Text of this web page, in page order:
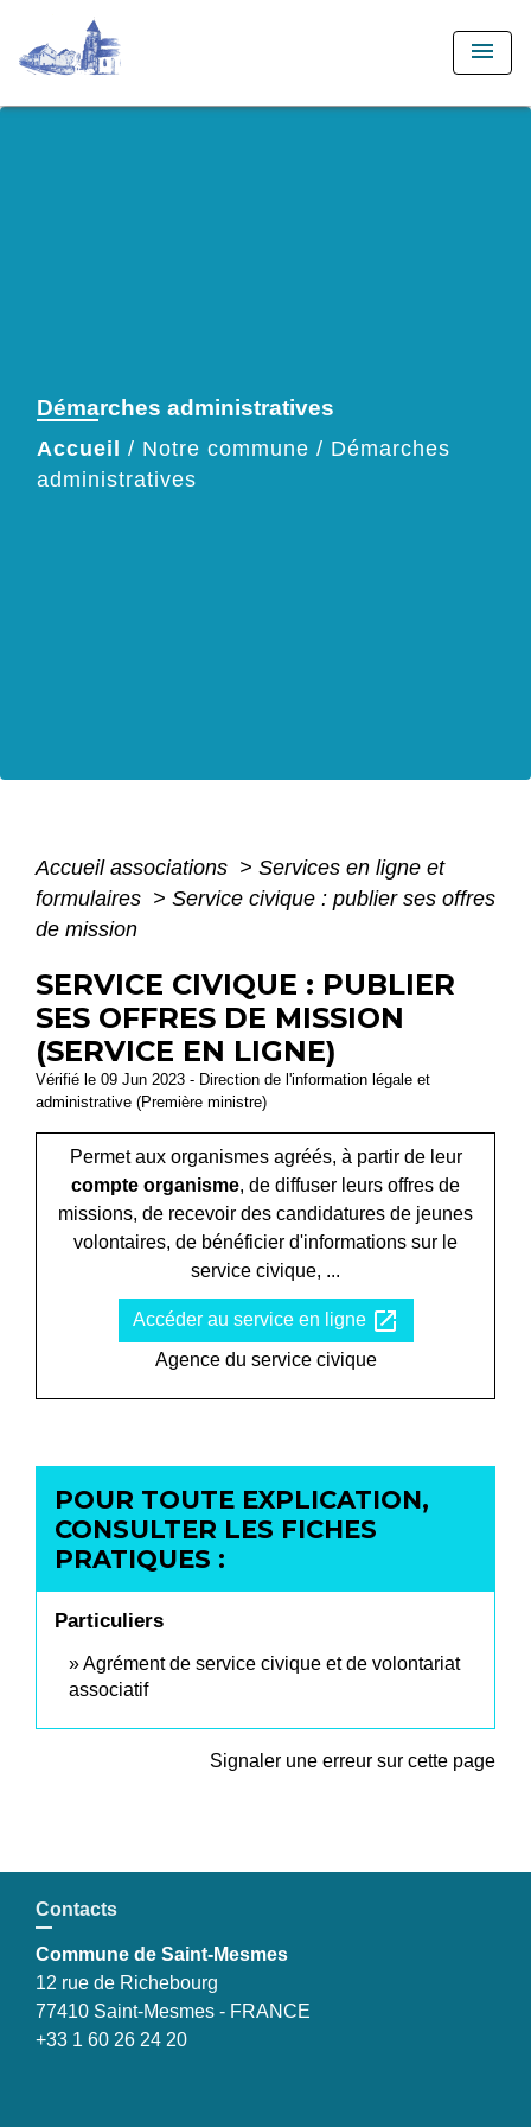
menu
Démarches administratives
Accueil / Notre commune / Démarches
administratives
Accueil associations > Services en ligne et
formulaires > Service civique : publier ses offres
de mission
SERVICE CIVIQUE : PUBLIER
SES OFFRES DE MISSION
(SERVICE EN LIGNE)
Vérifié le 09 Jun 2023 - Direction de l'information légale et
administrative (Première ministre)
Permet aux organismes agréés, à partir de leur
compte organisme, de diffuser leurs offres de
missions, de recevoir des candidatures de jeunes
volontaires, de bénéficier d'informations sur le
service civique, ...
Accéder au service en ligne open_in_new
Agence du service civique
POUR TOUTE EXPLICATION,
CONSULTER LES FICHES
PRATIQUES :
Particuliers
Agrément de service civique et de volontariat
associatif
Signaler une erreur sur cette page
Contacts
Commune de Saint-Mesmes
12 rue de Richebourg
77410 Saint-Mesmes - FRANCE
+33 1 60 26 24 20